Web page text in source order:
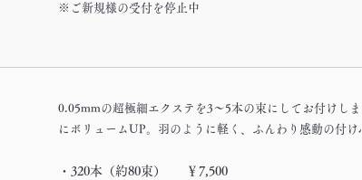
※ご新規様の受付を停止中
0.05mmの超極細エクステを3～5本の束にしてお付けし
にボリュームUP。羽のように軽く、ふんわり感動の付け
・320本（約80束） ￥7,500